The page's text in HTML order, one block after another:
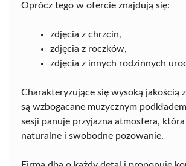
Oprócz tego w ofercie znajdują się:
zdjęcia z chrzcin,
zdjęcia z roczków,
zdjęcia z innych rodzinnych
Charakteryzujące się wysoką jakością
są wzbogacane muzycznym
sesji panuje przyjazna atmosfera,
naturalne i swobodne pozowanie.